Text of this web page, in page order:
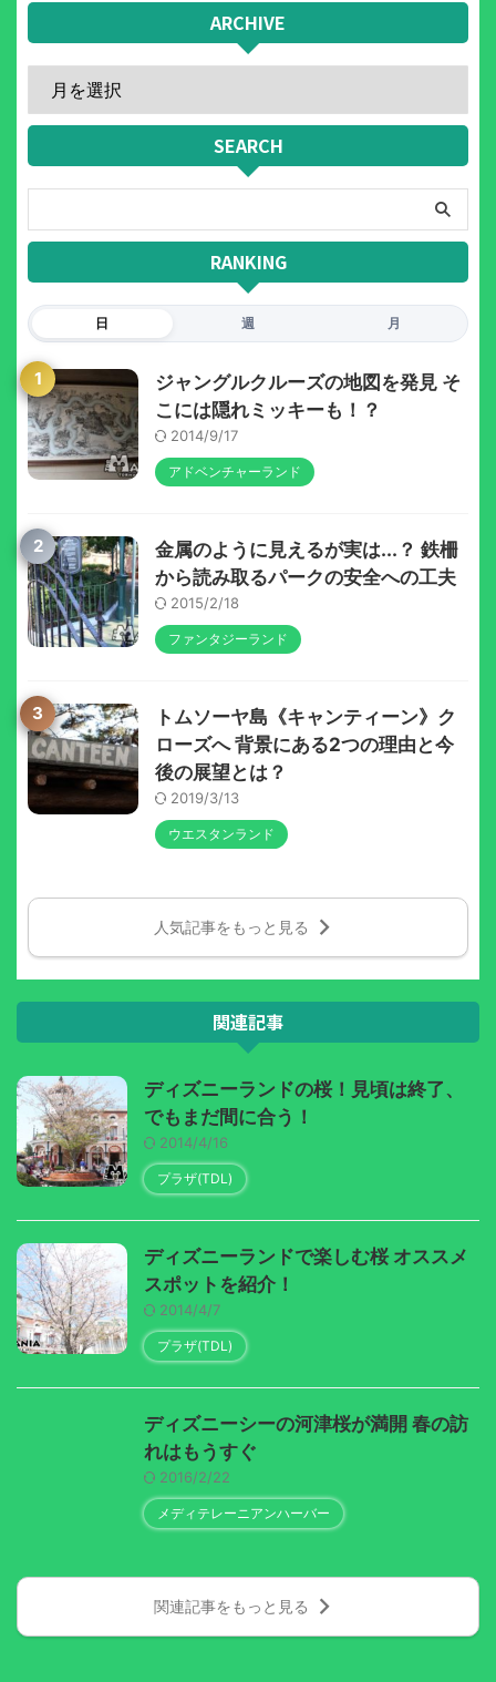
ARCHIVE
SEARCH
RANKING
日 週 月
1
ジャングルクルーズの地図を発見 そ
こには隠れミッキーも！？
2014/9/17
アドベンチャーランド
2
金属のように見えるが実は...？ 鉄柵
から読み取るパークの安全への工夫
2015/2/18
ファンタジーランド
3
トムソーヤ島《キャンティーン》ク
ローズへ 背景にある2つの理由と今
後の展望とは？
2019/3/13
ウエスタンランド
人気記事をもっと見る
関連記事
ディズニーランドの桜！見頃は終了、
でもまだ間に合う！
2014/4/16
プラザ(TDL)
ディズニーランドで楽しむ桜 オススメ
スポットを紹介！
2014/4/7
プラザ(TDL)
ディズニーシーの河津桜が満開 春の訪
れはもうすぐ
2016/2/22
メディテレーニアンハーバー
関連記事をもっと見る